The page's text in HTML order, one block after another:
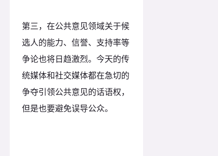
第三，在公共意见领域关于候
选人的能力、信誉、支持率等
争论也将日趋激烈。今天的传
统媒体和社交媒体都在急切的
争夺引领公共意见的话语权，
但是也要避免误导公众。